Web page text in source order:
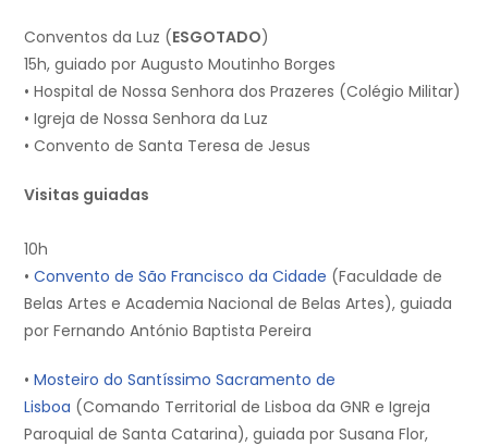
Conventos da Luz (ESGOTADO)
15h, guiado por Augusto Moutinho Borges
• Hospital de Nossa Senhora dos Prazeres (Colégio Militar)
• Igreja de Nossa Senhora da Luz
• Convento de Santa Teresa de Jesus
Visitas guiadas
10h
• Convento de São Francisco da Cidade (Faculdade de
Belas Artes e Academia Nacional de Belas Artes), guiada
por Fernando António Baptista Pereira
• Mosteiro do Santíssimo Sacramento de
Lisboa (Comando Territorial de Lisboa da GNR e Igreja
Paroquial de Santa Catarina), guiada por Susana Flor,